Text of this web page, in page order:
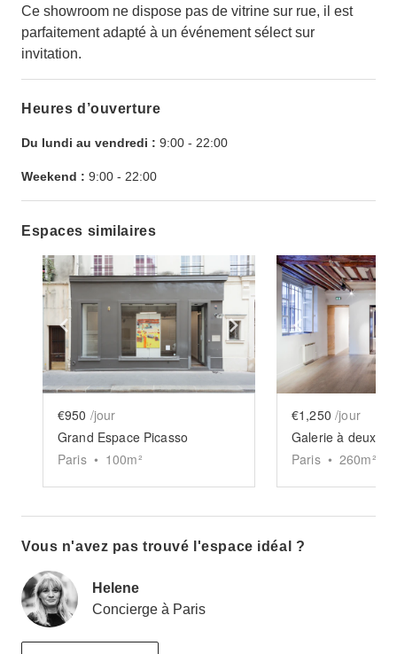
Ce showroom ne dispose pas de vitrine sur rue, il est
parfaitement adapté à un événement sélect sur
invitation.
Heures d’ouverture
Du lundi au vendredi : 9:00 - 22:00
Weekend : 9:00 - 22:00
Espaces similaires
Show previous slide Show next slide
€950 /jour
Grand Espace Picasso
Paris • 100m²
Show
€1,250 /jour
Paris • 260m²
Vous n'avez pas trouvé l'espace idéal ?
Helene
Concierge à Paris